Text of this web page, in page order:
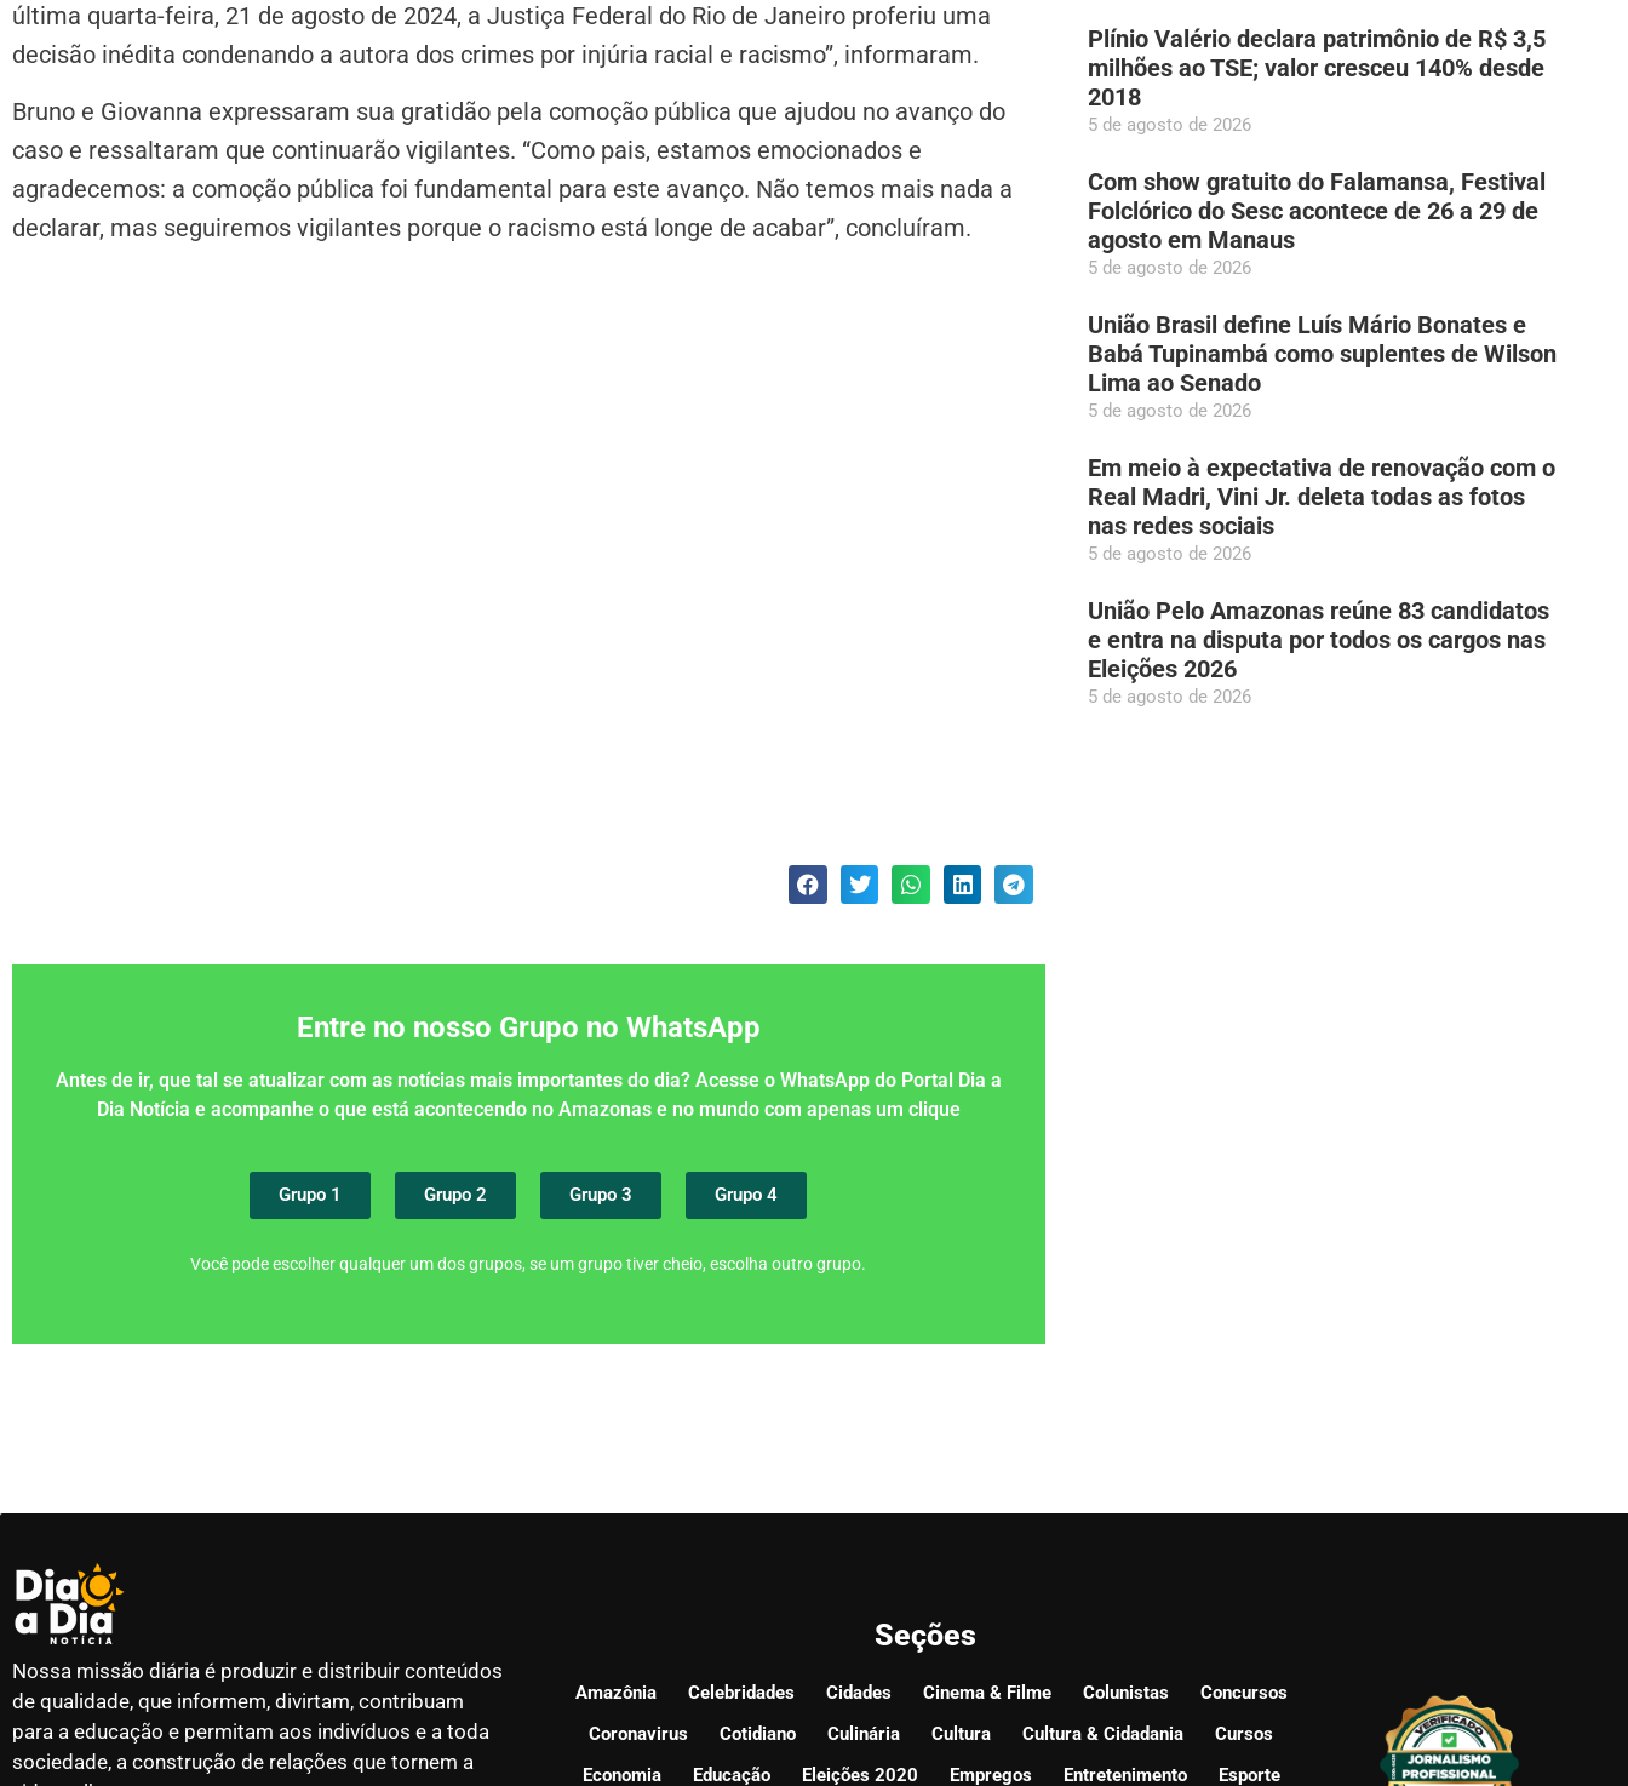
última quarta-feira, 21 de agosto de 2024, a Justiça Federal do Rio de Janeiro proferiu uma
decisão inédita condenando a autora dos crimes por injúria racial e racismo”, informaram.
Bruno e Giovanna expressaram sua gratidão pela comoção pública que ajudou no avanço do
caso e ressaltaram que continuarão vigilantes. “Como pais, estamos emocionados e
agradecemos: a comoção pública foi fundamental para este avanço. Não temos mais nada a
declarar, mas seguiremos vigilantes porque o racismo está longe de acabar”, concluíram.
Entre no nosso Grupo no WhatsApp
Antes de ir, que tal se atualizar com as notícias mais importantes do dia? Acesse o WhatsApp do Portal Dia a
Dia Notícia e acompanhe o que está acontecendo no Amazonas e no mundo com apenas um clique
Grupo 1 Grupo 2 Grupo 3 Grupo 4
Você pode escolher qualquer um dos grupos, se um grupo tiver cheio, escolha outro grupo.
Plínio Valério declara patrimônio de R$ 3,5
milhões ao TSE; valor cresceu 140% desde
2018
5 de agosto de 2026
Com show gratuito do Falamansa, Festival
Folclórico do Sesc acontece de 26 a 29 de
agosto em Manaus
5 de agosto de 2026
União Brasil define Luís Mário Bonates e
Babá Tupinambá como suplentes de Wilson
Lima ao Senado
5 de agosto de 2026
Em meio à expectativa de renovação com o
Real Madri, Vini Jr. deleta todas as fotos
nas redes sociais
5 de agosto de 2026
União Pelo Amazonas reúne 83 candidatos
e entra na disputa por todos os cargos nas
Eleições 2026
5 de agosto de 2026
Nossa missão diária é produzir e distribuir conteúdos
de qualidade, que informem, divirtam, contribuam
para a educação e permitam aos indivíduos e a toda
sociedade, a construção de relações que tornem a
Seções
Amazônia Celebridades Cidades Cinema & Filme Colunistas
Concursos
Coronavirus
Cotidiano Culinária Cultura Cultura & Cidadania
Cursos
Economia
Educação Eleições 2020 Empregos Entretenimento Esporte